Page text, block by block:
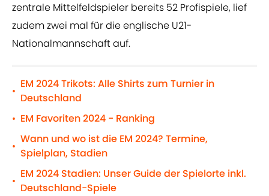
zentrale Mittelfeldspieler bereits 52 Profispiele, lief
zudem zwei mal für die englische U21-
Nationalmannschaft auf.
•
EM 2024 Trikots: Alle Shirts zum Turnier in
Deutschland
• EM Favoriten 2024 - Ranking
•
Wann und wo ist die EM 2024? Termine,
Spielplan, Stadien
•
EM 2024 Stadien: Unser Guide der Spielorte inkl.
Deutschland-Spiele